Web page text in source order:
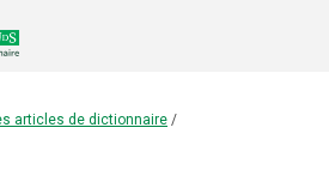
articles de dictionnaire /